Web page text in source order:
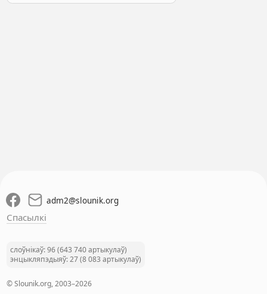
adm2@slounik.org
Спасылкі
слоўнікаў: 96 (643 740 артыкулаў)
энцыкляпэдыяў: 27 (8 083 артыкулаў)
© Slounik.org, 2003–2026